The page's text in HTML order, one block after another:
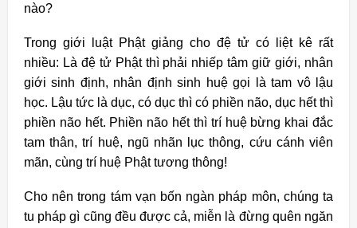
nào?
Trong giới luật Phật giảng cho đệ tử có liệt kê rất
nhiều: Là đệ tử Phật thì phải nhiếp tâm giữ giới, nhân
giới sinh định, nhân định sinh huệ gọi là tam vô lậu
học. Lậu tức là dục, có dục thì có phiền não, dục hết thì
phiền não hết. Phiền não hết thì trí huệ bừng khai đắc
tam thân, trí huệ, ngũ nhãn lục thông, cứu cánh viên
mãn, cùng trí huệ Phật tương thông!
Cho nên trong tám vạn bốn ngàn pháp môn, chúng ta
tu pháp gì cũng đều được cả, miễn là đừng quên ngăn